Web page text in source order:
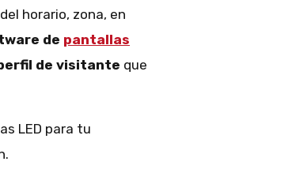
horario, zona, en
de pantallas
de visitante que
LED para tu